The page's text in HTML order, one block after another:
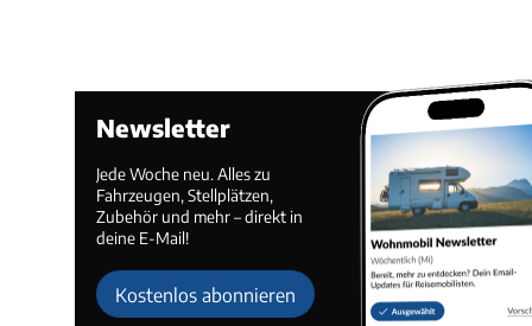
Newsletter
Jede Woche neu. Alles zu
Fahrzeugen, Stellplätzen,
Zubehör und mehr – direkt in
deine E-Mail!
Kostenlos abonnieren